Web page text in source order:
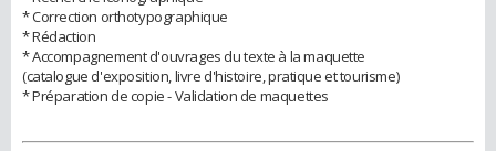
* Correction orthotypographique
* Rédaction
* Accompagnement d'ouvrages du texte à la maquette
(catalogue d'exposition, livre d'histoire, pratique et tourisme)
* Préparation de copie - Validation de maquettes